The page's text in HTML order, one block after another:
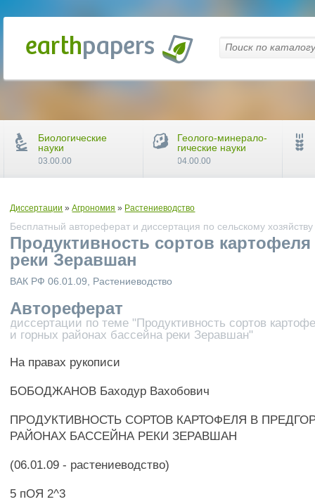
Диссертации »Агрономия » Растениеводство
Бесплатный автореферат и диссертация по сельскому
Продуктивность сортов
реки Зеравшан
ВАК РФ 06.01.09, Растениеводство
Автореферат
диссертации по теме "Продуктивность сортов
и горных районах бассейна реки Зеравшан"
На правах рукописи
БОБОДЖАНОВ Баходур Вахобович
ПРОДУКТИВНОСТЬ СОРТОВ КАРТОФЕЛЯ В
РАЙОНАХ БАССЕЙНА РЕКИ ЗЕРАВШАН
(06.01.09 - растениеводство)
5 пОЯ 2^3
Биологические
науки
03.00.00
Геолого-минерало-
гические науки
04.00.00